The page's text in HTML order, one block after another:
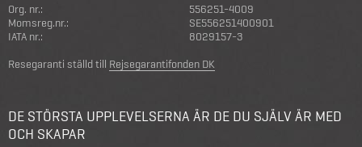
Org. nr.:
556251-4009
Momsreg.nr.:
SE556251400901
IATA nr.:
8029157-3
Resegaranti ställd till Rejsegarantifonden DK
DE STÖRSTA UPPLEVELSERNA ÄR DE DU SJÄLV ÄR MED
OCH SKAPAR